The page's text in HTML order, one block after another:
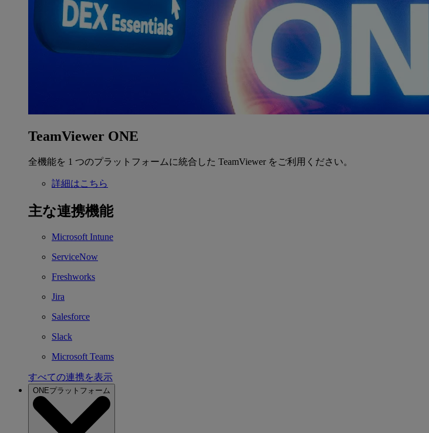
TeamViewer ONE
全機能を 1 つのプラットフォームに統合した TeamViewer をご利用ください。
詳細はこちら
主な連携機能
Microsoft Intune
ServiceNow
Freshworks
Jira
Salesforce
Slack
Microsoft Teams
すべての連携を表示
ONEプラットフォーム